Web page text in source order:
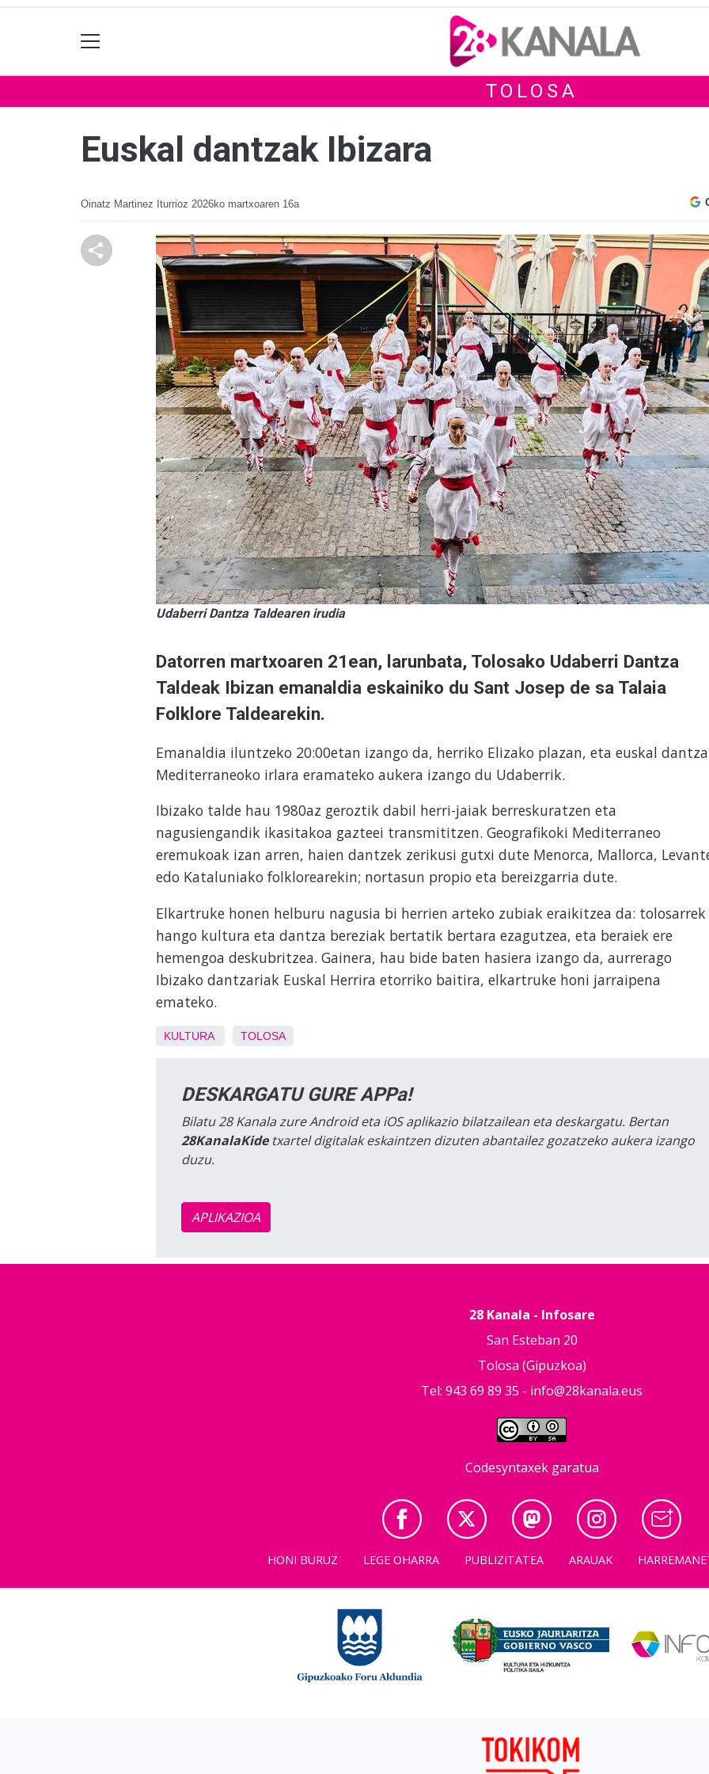
TOLOSA
Euskal dantzak Ibizara
Oinatz Martinez Iturrioz 2026ko martxoaren 16a
Udaberri Dantza Taldearen irudia
Datorren martxoaren 21ean, larunbata, Tolosako Udaberri Dantza
Taldeak Ibizan emanaldia eskainiko du Sant Josep de sa Talaia
Folklore Taldearekin.
Emanaldia iluntzeko 20:00etan izango da, herriko Elizako plazan, eta euskal
Mediterraneoko irlara eramateko aukera izango du Udaberrik.
Ibizako talde hau 1980az geroztik dabil herri-jaiak berreskuratzen eta
nagusiengandik ikasitakoa gazteei transmititzen. Geografikoki Mediterraneo
eremukoak izan arren, haien dantzek zerikusi gutxi dute Menorca, Mallorca,
edo Kataluniako folklorearekin; nortasun propio eta bereizgarria dute.
Elkartruke honen helburu nagusia bi herrien arteko zubiak eraikitzea da: tolosarrek
hango kultura eta dantza bereziak bertatik bertara ezagutzea, eta beraiek ere
hemengoa deskubritzea. Gainera, hau bide baten hasiera izango da, aurrerago
Ibizako dantzariak Euskal Herrira etorriko baitira, elkartruke honi jarraipena
emateko.
KULTURA TOLOSA
DESKARGATU GURE APPa!
Bilatu 28 Kanala zure Android eta iOS aplikazio bilatzailean eta deskargatu. Bertan
28KanalaKidetxartel digitalak eskaintzen dizuten abantailez gozatzeko aukera izango
duzu.
APLIKAZIOA
28 Kanala - Infosare
San Esteban 20
Tolosa (Gipuzkoa)
Tel: 943 69 89 35 - info@28kanala.eus
Codesyntaxek garatua
HONI BURUZ LEGE OHARRA PUBLIZITATEA ARAUAK